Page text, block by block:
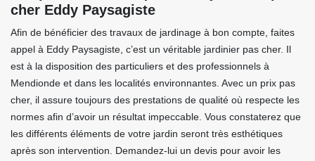
cher Eddy Paysagiste
Afin de bénéficier des travaux de jardinage à bon compte, faites
appel à Eddy Paysagiste, c’est un véritable jardinier pas cher. Il
est à la disposition des particuliers et des professionnels à
Mendionde et dans les localités environnantes. Avec un prix pas
cher, il assure toujours des prestations de qualité où respecte les
normes afin d’avoir un résultat impeccable. Vous constaterez que
les différents éléments de votre jardin seront très esthétiques
après son intervention. Demandez-lui un devis pour avoir les